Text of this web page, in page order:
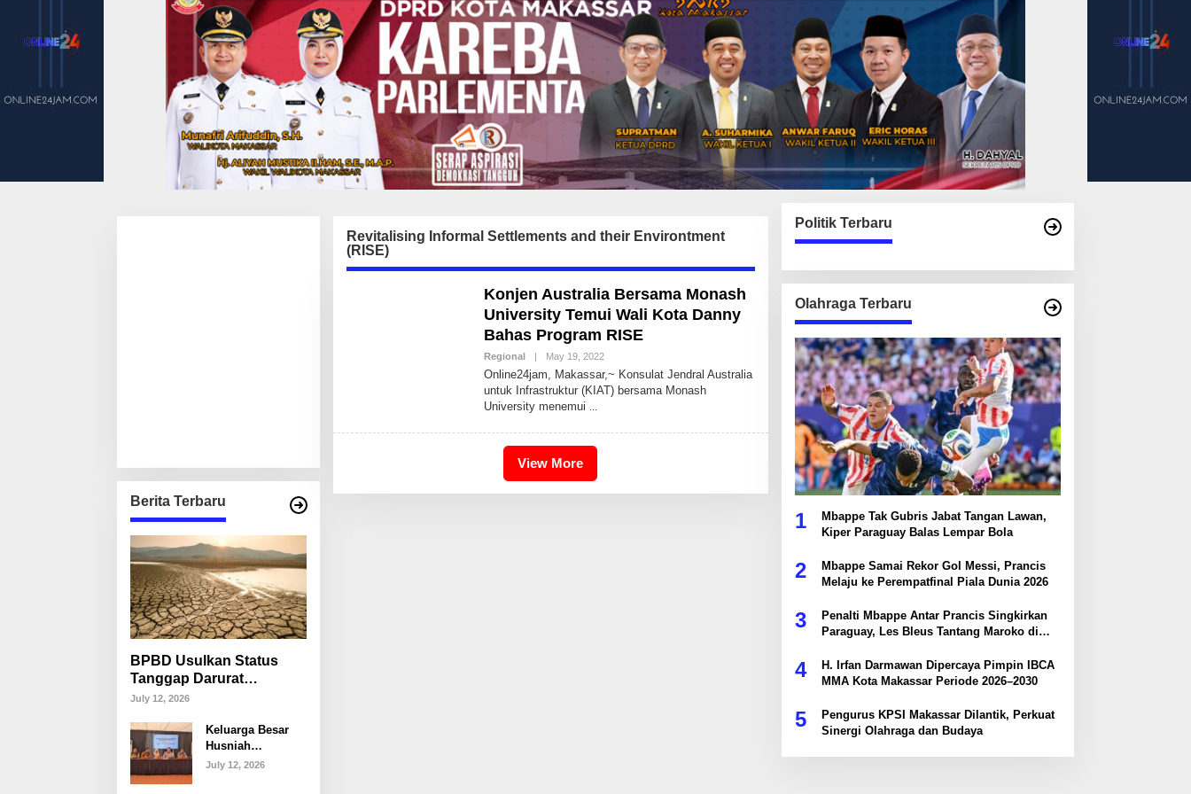
Berita Terbaru
BPBD Usulkan Status
Tanggap Darurat
Kekeringan di Makassar,
Mulai Krisis Air Bersih
July 12, 2026
Keluarga Besar
Husniah
Talenrang
July 12, 2026
Revitalising Informal Settlements and their Environtment
(RISE)
Konjen Australia Bersama Monash
University Temui Wali Kota Danny
Bahas Program RISE
Regional | May 19, 2022B
I
D
S
Online24jam, Makassar,~ Konsulat Jendral Australia
untuk Infrastruktur (KIAT) bersama Monash
University menemui
View More
Politik Terbaru
Olahraga Terbaru
1
Mbappe Tak Gubris Jabat Tangan Lawan,
Kiper Paraguay Balas Lempar Bola
2
Mbappe Samai Rekor Gol Messi, Prancis
Melaju ke Perempatfinal Piala Dunia 2026
3
Penalti Mbappe Antar Prancis Singkirkan
Paraguay, Les Bleus Tantang Maroko di
4
H. Irfan Darmawan Dipercaya Pimpin IBCA
MMA Kota Makassar Periode 2026–2030
5
Pengurus KPSI Makassar Dilantik, Perkuat
Sinergi Olahraga dan Budaya